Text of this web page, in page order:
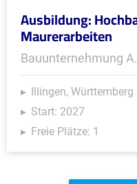
Ausbildung:
Maurerarbeiten
Bauunternehmung
Illingen, Württemberg
Start: 2027
Freie Plätze: 1